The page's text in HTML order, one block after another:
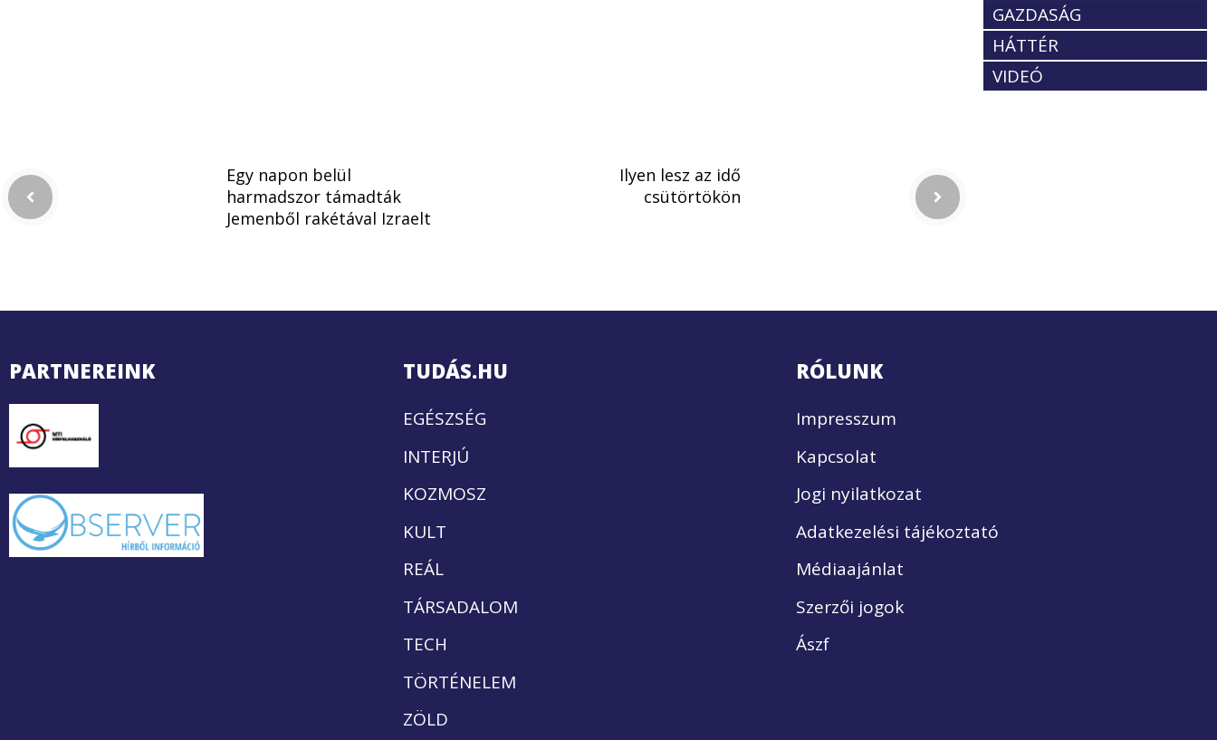
GAZDASÁG
HÁTTÉR
VIDEÓ
Egy napon belül
harmadszor támadták
Jemenből rakétával Izraelt
Ilyen lesz az idő
csütörtökön
PARTNEREINK TUDÁS.HU
EGÉSZSÉG
INTERJÚ
KOZMOSZ
KULT
REÁL
TÁRSADALOM
TECH
TÖRTÉNELEM
ZÖLD
RÓLUNK
Impresszum
Kapcsolat
Jogi nyilatkozat
Adatkezelési tájékoztató
Médiaajánlat
Szerzői jogok
Ászf